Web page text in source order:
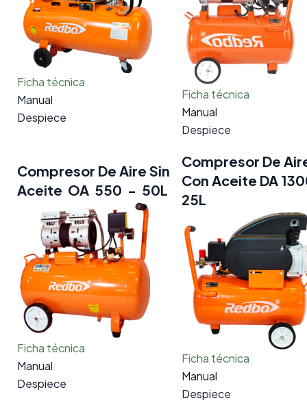
Ficha técnica
Manual
Despiece
Ficha técnica
Manual
Despiece
Compresor De Aire Sin
Aceite OA 550 - 50L
Ficha técnica
Manual
Despiece
Compresor De
Con Aceite DA
25L
Ficha técnica
Manual
Despiece